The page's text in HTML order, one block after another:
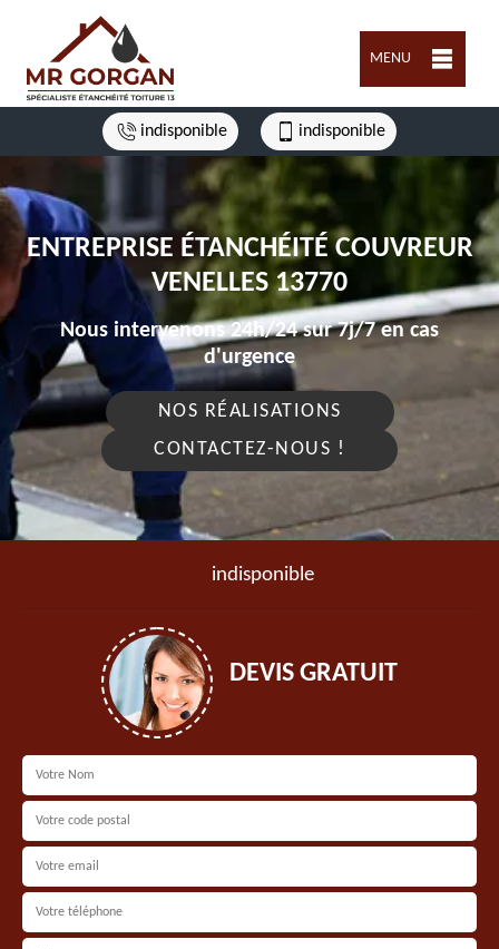
MENU
indisponible indisponible
ENTREPRISE ÉTANCHÉITÉ COUVREUR
VENELLES 13770
Nous intervenons 24h/24 sur 7j/7 en cas
d'urgence
NOS RÉALISATIONS
CONTACTEZ-NOUS !
indisponible
DEVIS GRATUIT